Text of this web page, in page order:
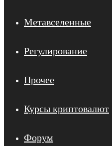
Метавселенные
Регулирование
Прочее
Курсы криптовалют
Форум